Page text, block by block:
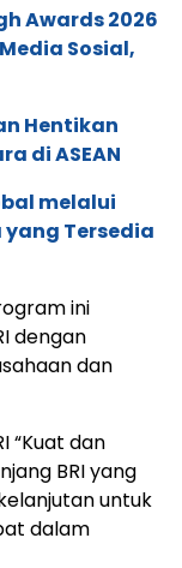
Awards 2026
Sosial,
Hentikan
di ASEAN
melalui
yang Tersedia
ini
dengan
dan
“Kuat dan
BRI yang
untuk
dalam